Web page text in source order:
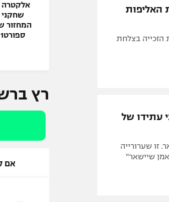
האליפות
הזכייה בצלחת
עתידו של
זו שערורייה
שיישאר"
שחקני
המחזור
ספורט1
רץ
אם